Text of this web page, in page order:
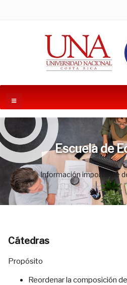
Escuela de
Información importante
Cátedras
Propósito
Reordenar la composición